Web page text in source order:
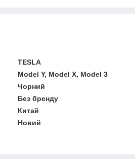
TESLA
Model Y, Model X, Model 3
Чорний
Без бренду
Китай
Новий